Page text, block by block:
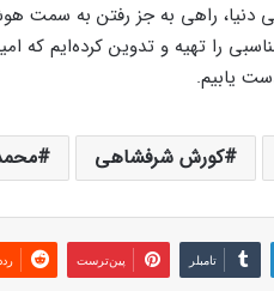
دنیا، راهی به جز رفتن به سمت
را تهیه و تدوین کرده‌ایم که
یابیم.
کورش شرفشاهی
‫تامبلر ‫پین‌ترست